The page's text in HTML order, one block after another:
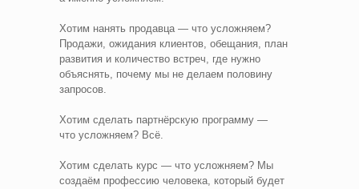
Хотим нанять продавца — что усложняем?
Продажи, ожидания клиентов, обещания, план
развития и количество встреч, где нужно
объяснять, почему мы не делаем половину
запросов.
Хотим сделать партнёрскую программу —
что усложняем? Всё.
Хотим сделать курс — что усложняем? Мы
создаём профессию человека, который будет